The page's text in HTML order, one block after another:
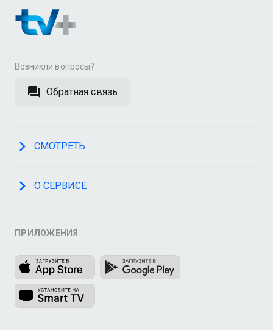
Возникли вопросы?
Обратная связь
СМОТРЕТЬ
О СЕРВИСЕ
ПРИЛОЖЕНИЯ